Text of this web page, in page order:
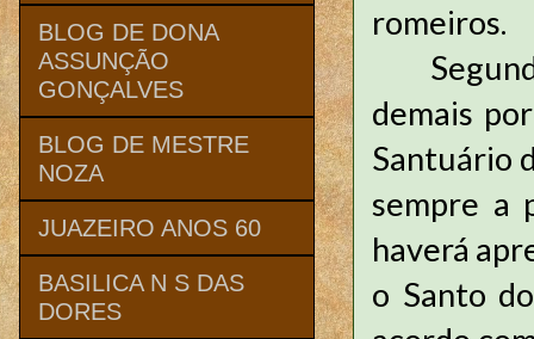
romeiros.
demais
Santuário
sempre a
haverá
o Santo
BLOG DE DONA
ASSUNÇÃO
GONÇALVES
BLOG DE MESTRE
NOZA
JUAZEIRO ANOS 60
BASILICA N S DAS
DORES